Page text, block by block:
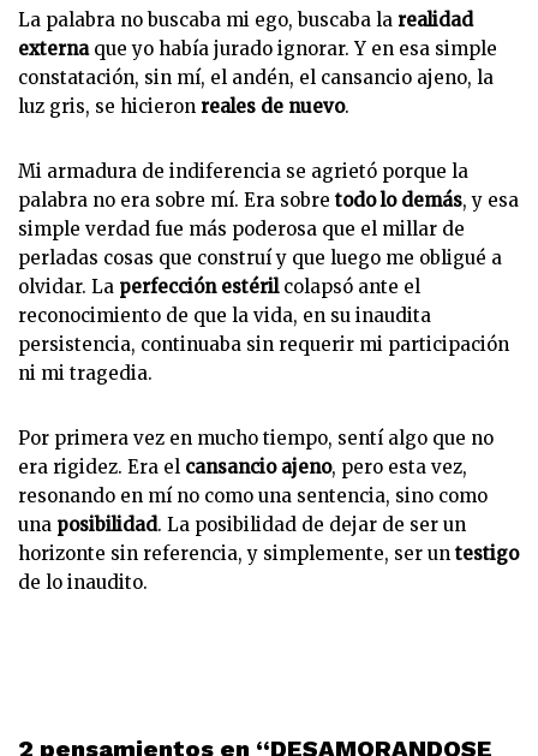
La palabra no buscaba mi ego, buscaba la realidad
externaque yo había jurado ignorar. Y en esa simple
constatación, sin mí, el andén, el cansancio ajeno, la
luz gris, se hicieron reales de nuevo.
Mi armadura de indiferencia se agrietó porque la
palabra no era sobre mí. Era sobre todo lo demás, y esa
simple verdad fue más poderosa que el millar de
perladas cosas que construí y que luego me obligué a
olvidar. La perfección estérilcolapsó ante el
reconocimiento de que la vida, en su inaudita
persistencia, continuaba sin requerir mi participación
ni mi tragedia.
Por primera vez en mucho tiempo, sentí algo que no
era rigidez. Era el cansancio ajeno, pero esta vez,
resonando en mí no como una sentencia, sino como
una posibilidad. La posibilidad de dejar de ser un
horizonte sin referencia, y simplemente, ser un testigo
de lo inaudito.
2 pensamientos en “DESAMORANDOSE